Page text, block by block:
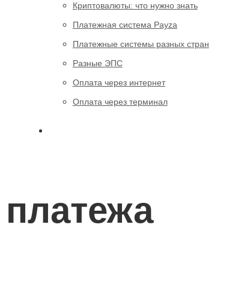
Криптовалюты: что нужно знать
Платежная система Payza
Платежные системы разных стран
Разные ЭПС
Оплата через интернет
Оплата через терминал